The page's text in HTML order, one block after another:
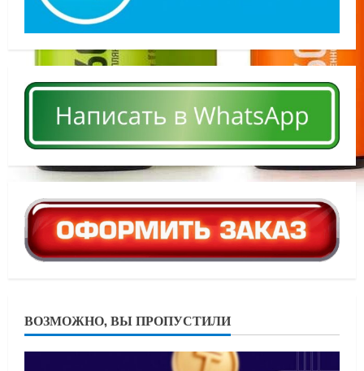
ВОЗМОЖНО, ВЫ ПРОПУСТИЛИ